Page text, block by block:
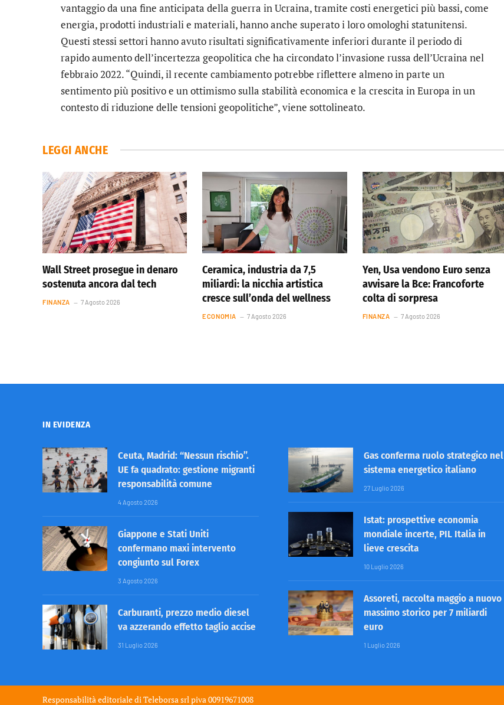
vantaggio da una fine anticipata della guerra in Ucraina, tramite costi energetici più bassi, come
energia, prodotti industriali e materiali, hanno anche superato i loro omologhi statunitensi.
Questi stessi settori hanno avuto risultati significativamente inferiori durante il periodo di
rapido aumento dell’incertezza geopolitica che ha circondato l’invasione russa dell’Ucraina nel
febbraio 2022. “Quindi, il recente cambiamento potrebbe riflettere almeno in parte un
sentimento più positivo e un ottimismo sulla stabilità economica e la crescita in Europa in un
contesto di riduzione delle tensioni geopolitiche”, viene sottolineato.
LEGGI ANCHE
Wall Street prosegue in denaro
sostenuta ancora dal tech
FINANZA 7 Agosto 2026
Ceramica, industria da 7,5
miliardi: la nicchia artistica
cresce sull’onda del wellness
ECONOMIA 7 Agosto 2026
Yen, Usa vendono Euro senza
avvisare la Bce: Francoforte
colta di sorpresa
FINANZA 7 Agosto 2026
IN EVIDENZA
Ceuta, Madrid: “Nessun rischio”.
UE fa quadrato: gestione migranti
responsabilità comune
4 Agosto 2026
Giappone e Stati Uniti
confermano maxi intervento
congiunto sul Forex
3 Agosto 2026
Carburanti, prezzo medio diesel
va azzerando effetto taglio accise
31 Luglio 2026
Gas conferma ruolo strategico nel
sistema energetico italiano
27 Luglio 2026
Istat: prospettive economia
mondiale incerte, PIL Italia in
lieve crescita
10 Luglio 2026
Assoreti, raccolta maggio a nuovo
massimo storico per 7 miliardi
euro
1 Luglio 2026
Responsabilità editoriale di Teleborsa srl piva 00919671008